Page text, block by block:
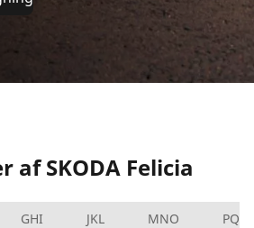
af SKODA Felicia
GHI JKL MNO PQRS